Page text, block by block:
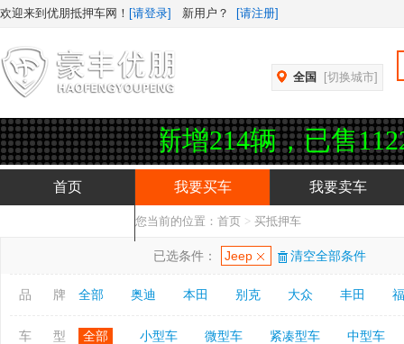
欢迎来到优朋抵押车网！ [请登录] 新用户？ [请注册]
全国 [切换城市]
新增214辆，已售112246
首页 我要买车 我要卖车
您当前的位置： 首页 > 买抵押车
已选条件： Jeep 清空全部条件
品 牌 全部 奥迪 本田 别克 大众 丰田
车 型 全部 小型车 微型车 紧凑型车 中型车